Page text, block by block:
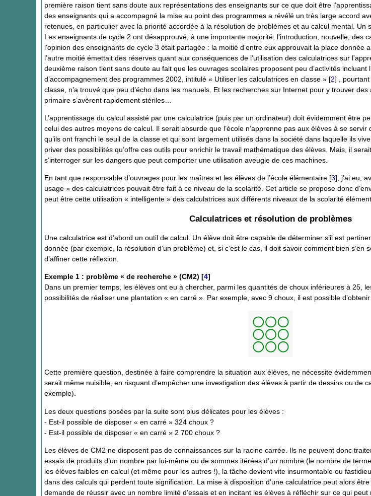
première raison tient sans doute aux représentations des enseignants sur ce que doit être
des enseignants qui a accompagné la mise au point des programmes a révélé un très large accord
retenues, en particulier avec la priorité accordée à la résolution de problèmes et au calcul mental. Un
Les enseignants de cycle 2 ont désapprouvé, à une importante majorité, l’introduction, nouvelle, des
l’opinion des enseignants de cycle 3 était partagée : la moitié d’entre eux approuvait la place donnée
l’autre moitié émettait des réserves quant aux conséquences de l’utilisation des calculatrices sur
deuxième raison tient sans doute au fait que les ouvrages scolaires proposent peu d’activités incluant
d’accompagnement des programmes 2002, intitulé « Utiliser les calculatrices en classe » [2] ,
classe, n’a trouvé que peu d’écho dans les manuels. Et les recherches sur Internet pour y trouver des
primaire s’avèrent rapidement stériles…
L’apprentissage du calcul assisté par une calculatrice (puis par un ordinateur) doit évidemment être
celui des autres moyens de calcul. Il serait absurde que l’école n’apprenne pas aux élèves à se servir
qu’ils ont franchi le seuil de la classe et qui sont largement utilisés dans la société dans laquelle ils
priver des possibilités qu’offre ces outils pour enrichir le travail mathématique des élèves. Mais, il
s’interroger sur les dangers que peut comporter une utilisation aveugle de ces machines.
En tant que responsable d’ouvrages pour les maîtres et les élèves de l’école élémentaire [3], j’ai eu,
usage » des calculatrices pouvait être fait à ce niveau de la scolarité. Cet article se propose donc
peut être cette utilisation « intelligente » des calculatrices aux différents niveaux de la scolarité
Calculatrices et résolution de problèmes
Une calculatrice est d’abord un outil de calcul. Un élève doit être capable de déterminer s’il est
donnée (par exemple, la résolution d’un problème) et, si c’est le cas, il doit savoir comment bien s’en
d’affiner cette réflexion.
Exemple 1 : problème « de recherche » (CM2) [4]
Dans un premier temps, les élèves ont eu à chercher, parmi les quantités de choux inférieures à 25,
possibilités de réaliser une plantation « en carré ». Par exemple, avec 9 choux, il est possible
Cette première question, destinée à faire comprendre la situation aux élèves, ne nécessite
serait même nuisible, en risquant d’empêcher une investigation des élèves à partir de dessins ou de
exemple).
Les deux questions posées par la suite sont plus délicates pour les élèves :
- Est-il possible de disposer « en carré » 324 choux ?
- Est-il possible de disposer « en carré » 2 700 choux ?
Les élèves de CM2 ne disposent pas de connaissances sur la racine carrée. Ils ne peuvent donc
essais de produits d’un nombre par lui-même ou de sommes itérées d’un nombre (le nombre de
les élèves faibles en calcul (et même pour les autres !), la tâche devient vite insurmontable ou
dans des calculs qui perdent toute signification. La mise à disposition d’une calculatrice peut alors
demande de réussir avec un nombre limité d’essais et en incitant les élèves à réfléchir sur ce qui peut